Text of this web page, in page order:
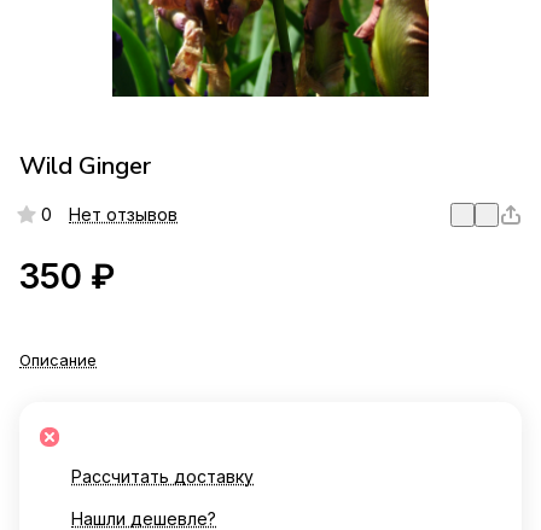
Wild Ginger
0 Нет отзывов
350 ₽
Описание
Рассчитать доставку
Нашли дешевле?